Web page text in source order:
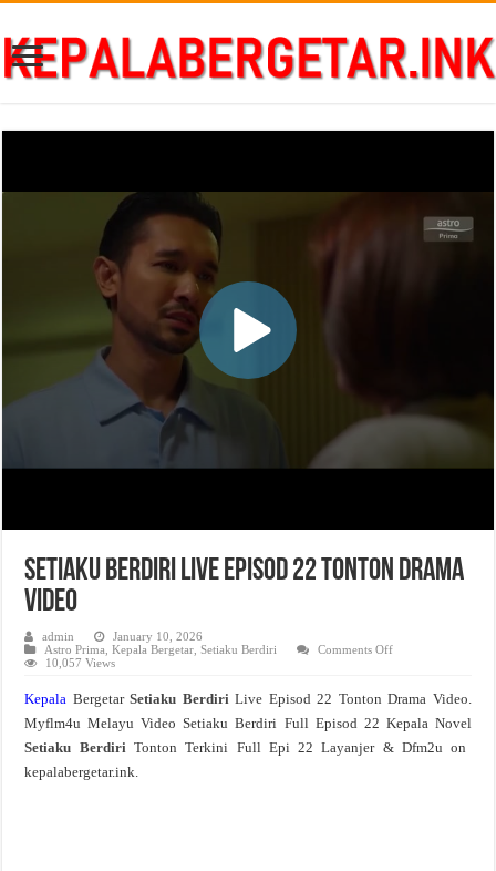
Setiaku Berdiri Live Episod 22 Tonton Drama
Video
admin
January 10, 2026
Astro Prima ,Kepala Bergetar ,Setiaku Berdiri Comments Offon
Episod
Tonton
Drama
Video
10,057 Views
Kepala BergetarSetiaku BerdiriLive Episod 22 Tonton Drama Video.
Myflm4u Melayu Video Setiaku Berdiri Full Episod 22 Kepala Novel
Setiaku Berdiri Tonton Terkini Full Epi 22 Layanjer & Dfm2u on
kepalabergetar.ink.